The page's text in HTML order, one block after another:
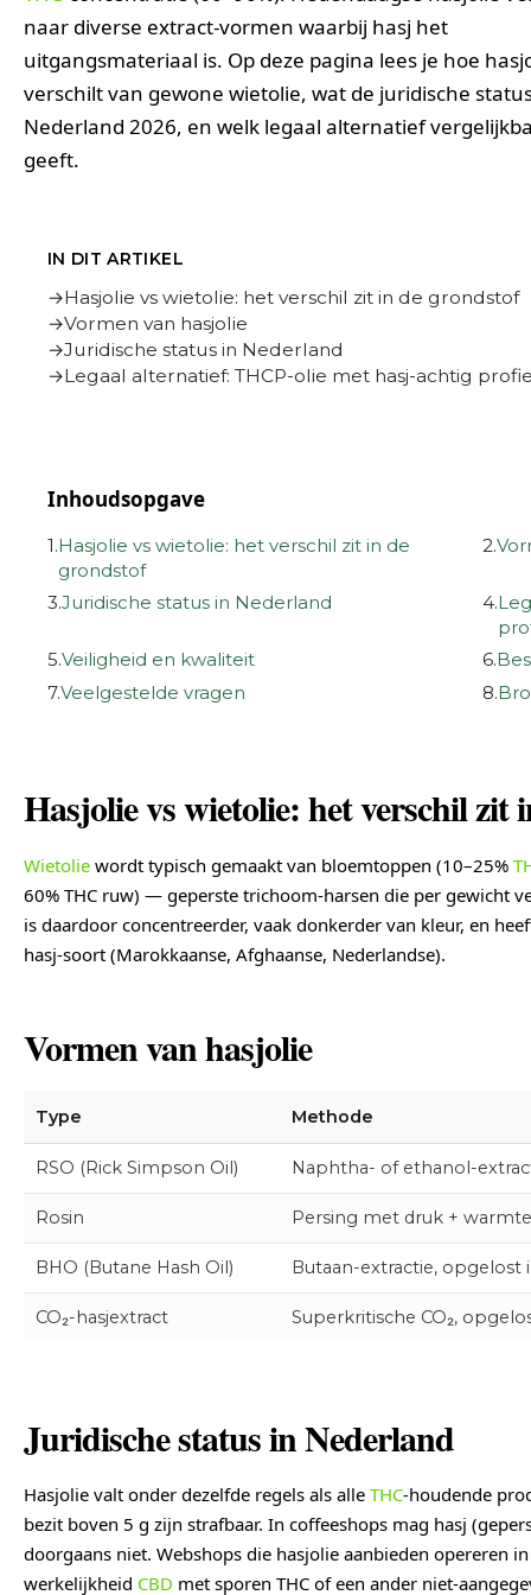
naar diverse extract-vormen waarbij hasj het
uitgangsmateriaal is. Op deze pagina lees je hoe
verschilt van gewone wietolie, wat de juridische
Nederland 2026, en welk legaal alternatief
geeft.
IN DIT ARTIKEL
Hasjolie vs wietolie: het verschil zit in de grondstof
Vormen van hasjolie
Juridische status in Nederland
Legaal alternatief: THCP-olie met hasj-achtig
Inhoudsopgave
1.Hasjolie vs wietolie: het verschil zit in de
grondstof
2.
3.Juridische status in Nederland 4.
5.Veiligheid en kwaliteit 6.
7.Veelgestelde vragen 8.
Hasjolie vs wietolie: het verschil zit
Wietolie wordt typisch gemaakt van bloemtoppen (10–25%
60% THC ruw) — geperste trichoom-harsen die per gewicht
is daardoor concentreerder, vaak donkerder van kleur, en
hasj-soort (Marokkaanse, Afghaanse, Nederlandse).
Vormen van hasjolie
Type Methode
RSO (Rick Simpson Oil) Naphtha- of ethanol-
Rosin Persing met druk +
BHO (Butane Hash Oil) Butaan-extractie, opgelost
CO₂-hasjextract Superkritische CO₂,
Juridische status in Nederland
Hasjolie valt onder dezelfde regels als alle THC-houdende
bezit boven 5 g zijn strafbaar. In coffeeshops mag hasj
doorgaans niet. Webshops die hasjolie aanbieden opereren
werkelijkheid CBD met sporen THC of een ander niet-